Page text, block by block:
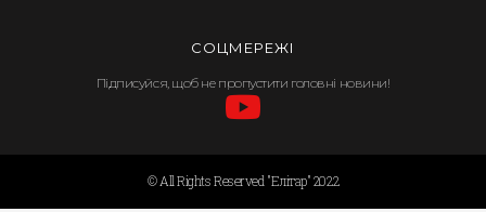
СОЦМЕРЕЖІ
Підписуйся, щоб не пропустити головні новини!
© All Rights Reserved "Елітар" 2022